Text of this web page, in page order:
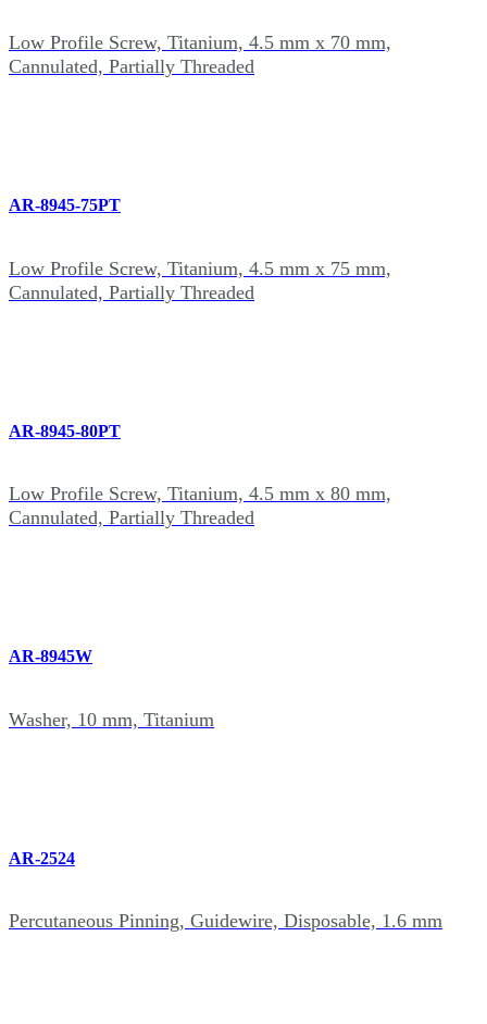
Low Profile Screw, Titanium, 4.5 mm x 70 mm,
Cannulated, Partially Threaded
AR-8945-75PT
Low Profile Screw, Titanium, 4.5 mm x 75 mm,
Cannulated, Partially Threaded
AR-8945-80PT
Low Profile Screw, Titanium, 4.5 mm x 80 mm,
Cannulated, Partially Threaded
AR-8945W
Washer, 10 mm, Titanium
AR-2524
Percutaneous Pinning, Guidewire, Disposable, 1.6 mm